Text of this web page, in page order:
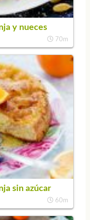
y nueces
70m
sin azúcar
60m